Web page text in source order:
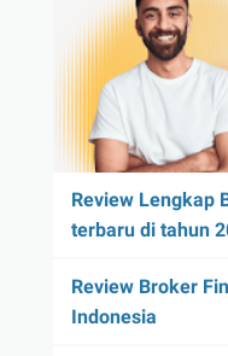
Review Lengkap
terbaru di tahun
Review Broker
Indonesia